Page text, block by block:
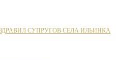
СУПРУГОВ СЕЛА ИЛЬИНКА